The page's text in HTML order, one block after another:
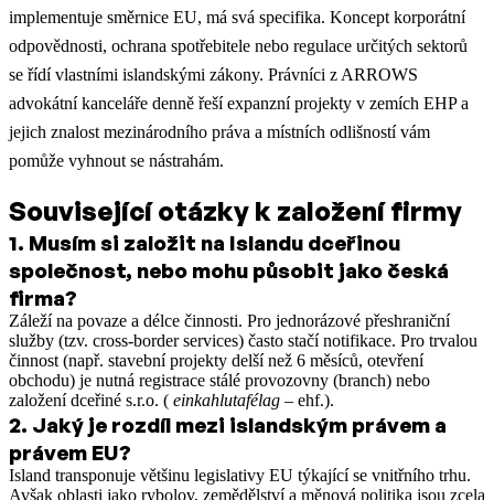
implementuje směrnice EU, má svá specifika. Koncept korporátní
odpovědnosti, ochrana spotřebitele nebo regulace určitých sektorů
se řídí vlastními islandskými zákony. Právníci z ARROWS
advokátní kanceláře denně řeší expanzní projekty v zemích EHP a
jejich znalost mezinárodního práva a místních odlišností vám
pomůže vyhnout se nástrahám.
Související otázky k založení firmy
1. Musím si založit na Islandu dceřinou
společnost, nebo mohu působit jako česká
firma?
Záleží na povaze a délce činnosti. Pro jednorázové přeshraniční
služby (tzv. cross-border services) často stačí notifikace. Pro trvalou
činnost (např. stavební projekty delší než 6 měsíců, otevření
obchodu) je nutná registrace stálé provozovny (branch) nebo
založení dceřiné s.r.o. ( einkahlutafélag – ehf.).
2. Jaký je rozdíl mezi islandským právem a
právem EU?
Island transponuje většinu legislativy EU týkající se vnitřního trhu.
Avšak oblasti jako rybolov, zemědělství a měnová politika jsou zcela